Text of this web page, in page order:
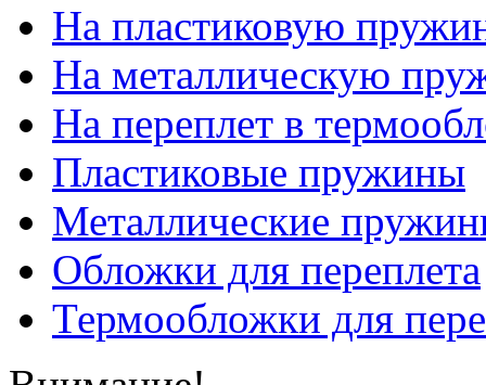
На пластиковую
На металлическую
На переплет в
Пластиковые пружины
Металлические
Обложки для переплета
Термообложки для